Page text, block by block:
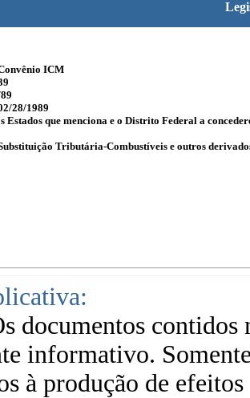
ICM
28/1989
Estados que menciona e o Distrito Federal a
Tributária-Combustíveis e outros
documentos contidos
informativo.
à produção de